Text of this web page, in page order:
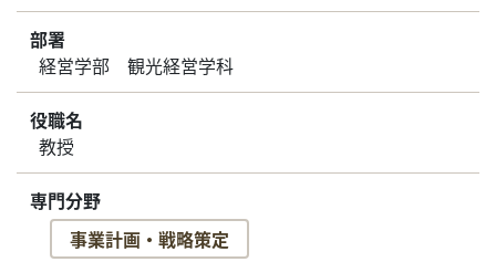
部署
経営学部 観光経営学科
役職名
教授
専門分野
事業計画・戦略策定